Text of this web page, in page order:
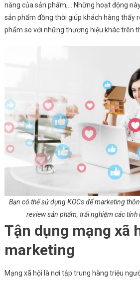
năng của sản phẩm,… Những hoạt động
sản phẩm đồng thời giúp khách hàng thấy
phẩm so với những thương hiệu khác trên
Bạn có thể sử dụng KOCs để marketing
review sản phẩm, trải nghiệm các tính
Tận dụng mạng xã
marketing
Mạng xã hội là nơi tập trung hàng triệu